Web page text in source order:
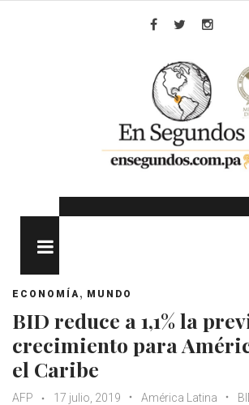
ECONOMÍA, MUNDO
BID reduce a 1,1% la
crecimiento para
el Caribe
AFP 17 julio, 2019 América Latina